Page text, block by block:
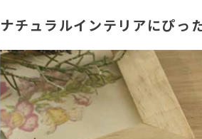
ナチュラルインテリアにぴっ